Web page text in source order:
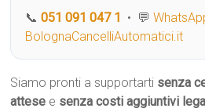
📞051 091 047 1 • 💬
BolognaCancelliAutomatici.it
Siamo pronti a supportarti senza
attese e senza costi aggiuntivi